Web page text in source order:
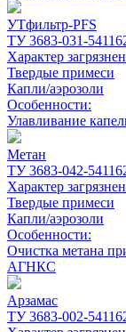
УТфильтр-PFS
ТУ 3683-031-
Характер
Твердые примеси
Капли/аэрозоли
Особенности:
Улавливание
Метан
ТУ 3683-042-
Характер
Твердые примеси
Капли/аэрозоли
Особенности:
Очистка метана
АГНКС
Арзамас
ТУ 3683-002-